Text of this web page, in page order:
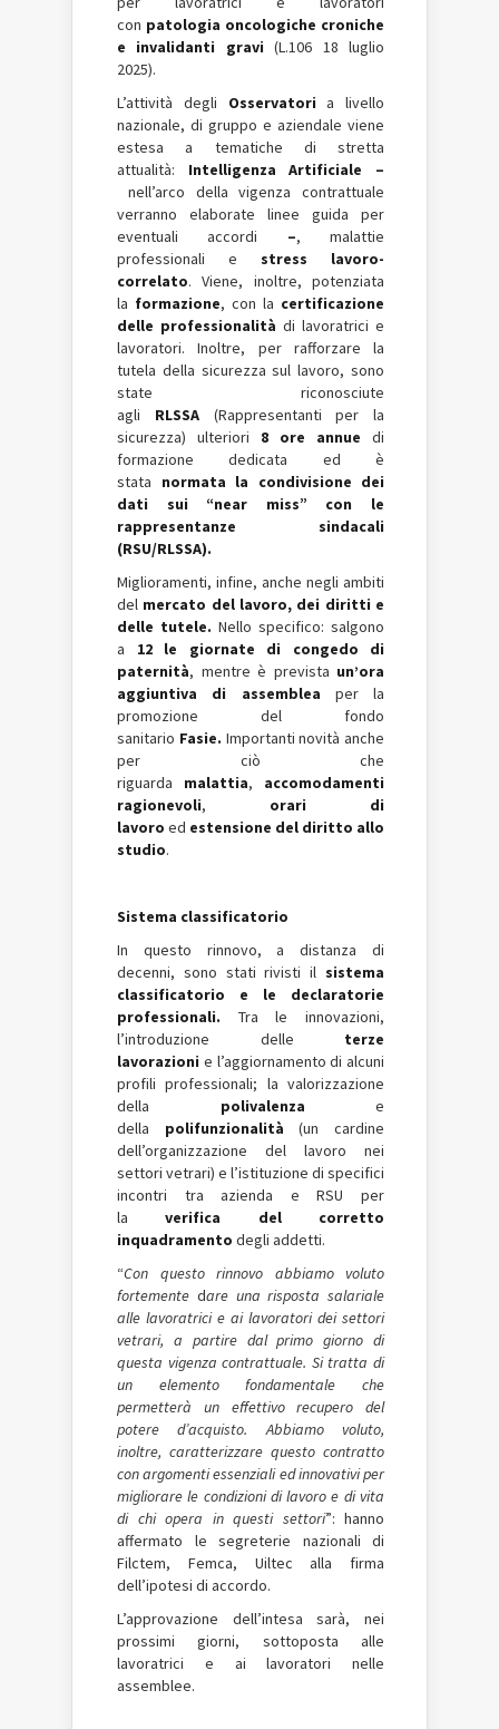
con patologia oncologiche croniche
e invalidanti gravi (L.106 18 luglio
2025).
L’attività degli Osservatori a livello
nazionale, di gruppo e aziendale viene
estesa a tematiche di stretta
attualità: Intelligenza Artificiale –
nell’arco della vigenza contrattuale
verranno elaborate linee guida per
eventuali accordi –, malattie
professionali e stress lavoro-
correlato. Viene, inoltre, potenziata
la formazione, con la certificazione
delle professionalità di lavoratrici e
lavoratori. Inoltre, per rafforzare la
tutela della sicurezza sul lavoro, sono
state riconosciute
agli RLSSA(Rappresentanti per la
sicurezza) ulteriori 8 ore annue di
formazione dedicata ed è
stata normata la condivisione dei
dati sui “near miss” con le
rappresentanze sindacali
(RSU/RLSSA).
Miglioramenti, infine, anche negli ambiti
del mercato del lavoro, dei diritti e
delle tutele. Nello specifico: salgono
a 12 le giornate di congedo di
paternità, mentre è prevista un’ora
aggiuntiva di assemblea per la
promozione del fondo
sanitario Fasie. Importanti novità anche
per ciò che
riguarda malattia, accomodamenti
ragionevoli, orari di
lavoro ed estensione del diritto allo
studio.
Sistema classificatorio
In questo rinnovo, a distanza di
decenni, sono stati rivisti il sistema
classificatorio e le declaratorie
professionali. Tra le innovazioni,
l’introduzione delle terze
lavorazioni e l’aggiornamento di alcuni
profili professionali; la valorizzazione
della polivalenza e
della polifunzionalità(un cardine
dell’organizzazione del lavoro nei
settori vetrari) e l’istituzione di specifici
incontri tra azienda e RSU per
laverifica del corretto
inquadramento degli addetti.
“Con questo rinnovo abbiamo voluto
fortemente dare una risposta salariale
alle lavoratrici e ai lavoratori dei settori
vetrari, a partire dal primo giorno di
questa vigenza contrattuale. Si tratta di
un elemento fondamentale che
permetterà un effettivo recupero del
potere d’acquisto. Abbiamo voluto,
inoltre, caratterizzare questo contratto
con argomenti essenziali ed innovativi per
migliorare le condizioni di lavoro e di vita
di chi opera in questi settori”: hanno
affermato le segreterie nazionali di
Filctem, Femca, Uiltec alla firma
dell’ipotesi di accordo.
L’approvazione dell’intesa sarà, nei
prossimi giorni, sottoposta alle
lavoratrici e ai lavoratori nelle
assemblee.